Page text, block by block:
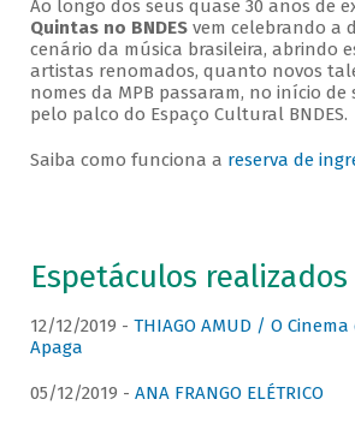
Ao longo dos seus quase 30 anos de
Quintas no BNDESvem celebrando a
cenário da música brasileira, abrindo
artistas renomados, quanto novos
nomes da MPB passaram, no início de
pelo palco do Espaço Cultural BNDES.
Saiba como funciona a reserva de
Espetáculos realizados
12/12/2019 - THIAGO AMUD / O
Apaga
05/12/2019 - ANA FRANGO ELÉTRICO